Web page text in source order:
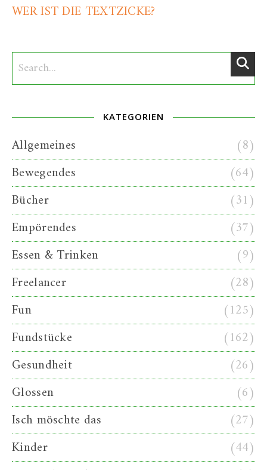
WER IST DIE TEXTZICKE?
KATEGORIEN
Allgemeines
(8)
Bewegendes
(64)
Bücher
(31)
Empörendes
(37)
Essen & Trinken
(9)
Freelancer
(28)
Fun
(125)
Fundstücke
(162)
Gesundheit
(26)
Glossen
(6)
Isch möschte das
(27)
Kinder
(44)